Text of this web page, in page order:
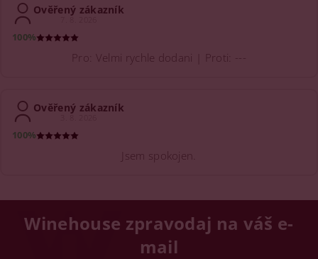
Ověřený zákazník
7. 8. 2026
100%
Pro: Velmi rychle dodani | Proti: ---
Ověřený zákazník
3. 8. 2026
100%
Jsem spokojen.
Winehouse zpravodaj na váš e-
mail